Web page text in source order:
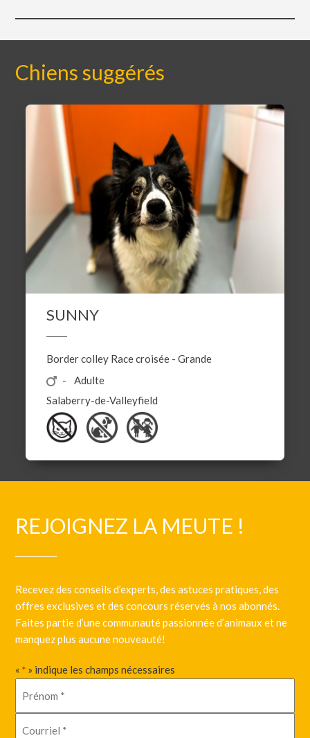
Chiens suggérés
SUNNY
Border colley Race croisée -Grande
Adulte
Salaberry-de-Valleyfield
REJOIGNEZ LA MEUTE !
Recevez des conseils d’experts, des astuces pratiques, des
offres exclusives et des concours réservés à nos abonnés.
Faites partie d’une communauté passionnée d’animaux et ne
manquez plus aucune nouveauté!
«* » indique les champs nécessaires